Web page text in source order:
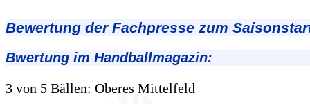
Bewertung der Fachpresse zum
Bwertung im Handballmagazin:
3 von 5 Bällen: Oberes Mittelfeld